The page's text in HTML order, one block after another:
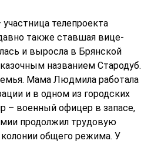
телепроекта
также ставшая вице-
и выросла в Брянской
названием Стародуб.
Мама Людмила работала
и в одном из городских
– военный офицер в запасе,
продолжил трудовую
общего режима. У